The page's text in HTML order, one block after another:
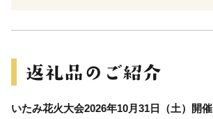
いたみ花火大会2026年10月31日（土）開催